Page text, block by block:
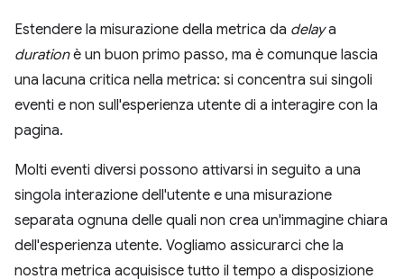
Estendere la misurazione della metrica da delaya
durationè un buon primo passo, ma è comunque lascia
una lacuna critica nella metrica: si concentra sui singoli
eventi e non sull'esperienza utente di a interagire con la
pagina.
Molti eventi diversi possono attivarsi in seguito a una
singola interazione dell'utente e una misurazione
separata ognuna delle quali non crea un'immagine chiara
dell'esperienza utente. Vogliamo assicurarci che la
nostra metrica acquisisce tutto il tempo a disposizione